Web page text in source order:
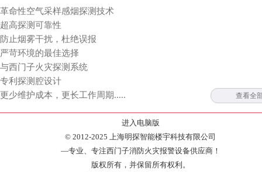
革命性空气采样感烟探测技术
超高探测可靠性
防止烟雾干扰，杜绝误报
严苛环境的最佳选择
与西门子火灾探测系统
专利探测腔设计
更少维护成本，更长工作周期.....
查看全
进入电脑版
© 2012-2025 上海明探智能楼宇科技有限公司
—专业、专注西门子消防火灾报警设备供应商！
版权所有，并保留所有权利。